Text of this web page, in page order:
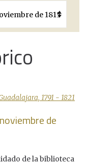
1791 - 1821
de
de la biblioteca